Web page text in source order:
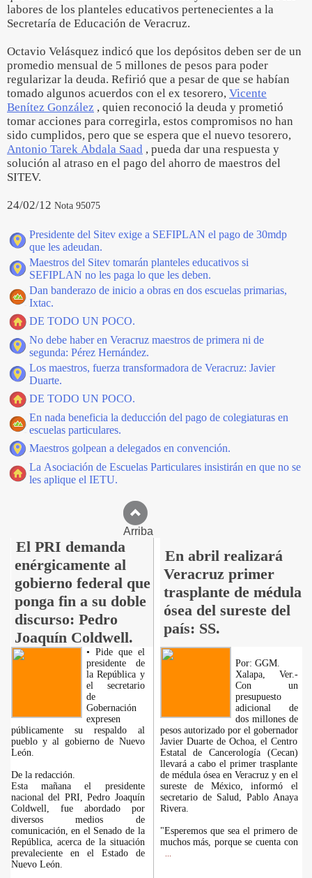
labores de los planteles educativos pertenecientes a la
Secretaría de Educación de Veracruz.
Octavio Velásquez indicó que los depósitos deben ser de un
promedio mensual de 5 millones de pesos para poder
regularizar la deuda. Refirió que a pesar de que se habían
tomado algunos acuerdos con el ex tesorero, Vicente
Benítez González , quien reconoció la deuda y prometió
tomar acciones para corregirla, estos compromisos no han
sido cumplidos, pero que se espera que el nuevo tesorero,
Antonio Tarek Abdala Saad , pueda dar una respuesta y
solución al atraso en el pago del ahorro de maestros del
SITEV.
24/02/12 Nota 95075
Presidente del Sitev exige a SEFIPLAN el pago de 30mdp
que les adeudan.
Maestros del Sitev tomarán planteles educativos si
SEFIPLAN no les paga lo que les deben.
Dan banderazo de inicio a obras en dos escuelas primarias,
Ixtac.
DE TODO UN POCO.
No debe haber en Veracruz maestros de primera ni de
segunda: Pérez Hernández.
Los maestros, fuerza transformadora de Veracruz: Javier
Duarte.
DE TODO UN POCO.
En nada beneficia la deducción del pago de colegiaturas en
escuelas particulares.
Maestros golpean a delegados en convención.
La Asociación de Escuelas Particulares insistirán en que no se
les aplique el IETU.
Arriba
El PRI demanda
enérgicamente al
gobierno federal que
ponga fin a su doble
discurso: Pedro
Joaquín Coldwell.
En abril realizará
Veracruz primer
trasplante de médula
ósea del sureste del
país: SS.
• Pide que el
presidente de
la República y
el secretario
de
Gobernación
expresen
públicamente su respaldo al
pueblo y al gobierno de Nuevo
León.
De la redacción.
Esta mañana el presidente
nacional del PRI, Pedro Joaquín
Coldwell, fue abordado por
diversos medios de
comunicación, en el Senado de la
República, acerca de la situación
prevaleciente en el Estado de
Nuevo León.
Por: GGM.
Xalapa, Ver.-
Con un
presupuesto
adicional de
dos millones de
pesos autorizado por el gobernador
Javier Duarte de Ochoa, el Centro
Estatal de Cancerología (Cecan)
llevará a cabo el primer trasplante
de médula ósea en Veracruz y en el
sureste de México, informó el
secretario de Salud, Pablo Anaya
Rivera.
"Esperemos que sea el primero de
muchos más, porque se cuenta con